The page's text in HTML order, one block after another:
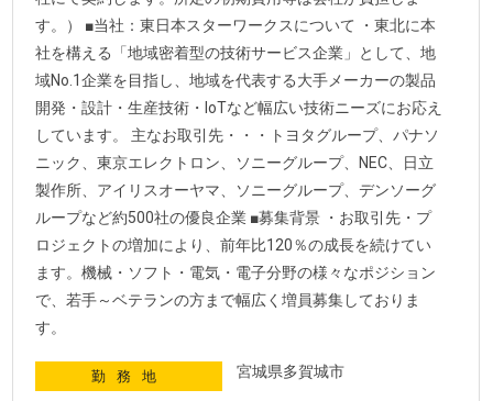
す。） ■当社：東日本スターワークスについて ・東北に本
社を構える「地域密着型の技術サービス企業」として、地
域No.1企業を目指し、地域を代表する大手メーカーの製品
開発・設計・生産技術・IoTなど幅広い技術ニーズにお応え
しています。 主なお取引先・・・トヨタグループ、パナソ
ニック、東京エレクトロン、ソニーグループ、NEC、日立
製作所、アイリスオーヤマ、ソニーグループ、デンソーグ
ループなど約500社の優良企業 ■募集背景 ・お取引先・プ
ロジェクトの増加により、前年比120％の成長を続けてい
ます。機械・ソフト・電気・電子分野の様々なポジション
で、若手～ベテランの方まで幅広く増員募集しておりま
す。
勤務地 宮城県多賀城市